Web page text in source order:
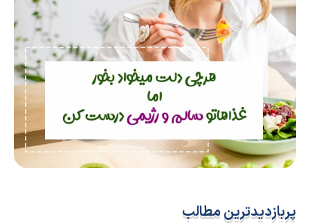
پربازدیدترین مطالب